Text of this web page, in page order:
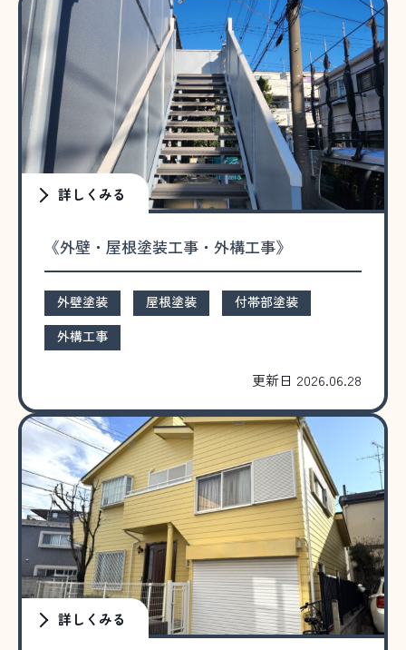
《外壁・屋根塗装工事・外構工事》
外壁塗装 屋根塗装
付帯部塗装
外構工事
更新日 2026.06.28
詳しくみる
詳しくみる